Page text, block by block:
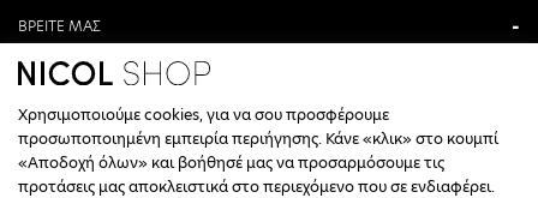
ΒΡΕΙΤΕ ΜΑΣ
ΑΝΤΩΝΙΟΥ ΚΑΜΑΡΑ 3, ΒΕΡΟΙΑ, ΕΛΛΑΔΑ
+30 23310 76336
ΩΡΑΡΙΟ ΤΗΛΕΦΩΝΙΚΟΥ ΚΕΝΤΡΟΥ
Χρησιμοποιούμε cookies, για να σου προσφέρουμε
προσωποποιημένη εμπειρία περιήγησης. Κάνε «κλικ» στο κουμπί
«Αποδοχή όλων» και βοήθησέ μας να προσαρμόσουμε τις
προτάσεις μας αποκλειστικά στο περιεχόμενο που σε ενδιαφέρει.